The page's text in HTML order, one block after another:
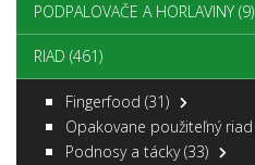
PODPALOVAČE A HORLAVINY (9)
RIAD (461)
Fingerfood (31)
Opakovane použiteľný riad
Podnosy a tácky(33)